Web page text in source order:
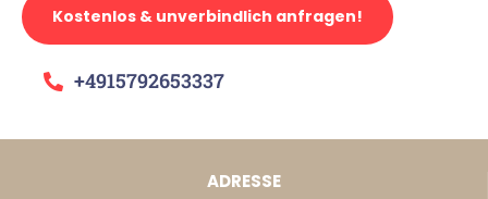
Kostenlos & unverbindlich anfragen!
+4915792653337
ADRESSE